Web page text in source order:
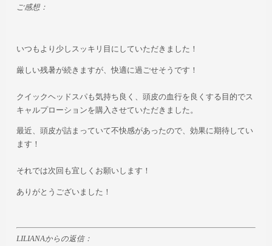
ご感想：
いつもより少しスッキリ目にしていただきました！
厳しい残暑が続きますが、快適に過ごせそうです！
クイックヘッドスパも気持ち良く、頭皮の血行を良くする目的でス
キャルプローションを購入させていただきました。
最近、頭皮が詰まっていて不快感があったので、効果に期待してい
ます！
それでは次回も宜しくお願いします！
ありがとうございました！
LILIANAからの返信：